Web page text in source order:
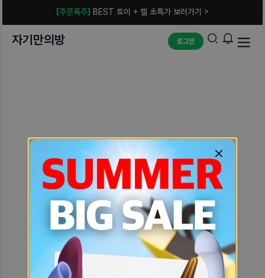
[주문폭주] BEST 토이 + 젤 초특가 보러가기 >
자기만의방 로그인
예상치 못한 에러입니다.